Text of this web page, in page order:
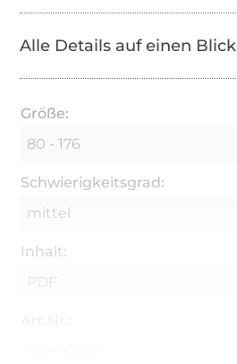
Alle Details auf einen Blick
Größe:
80 - 176
Schwierigkeitsgrad:
mittel
Inhalt:
PDF